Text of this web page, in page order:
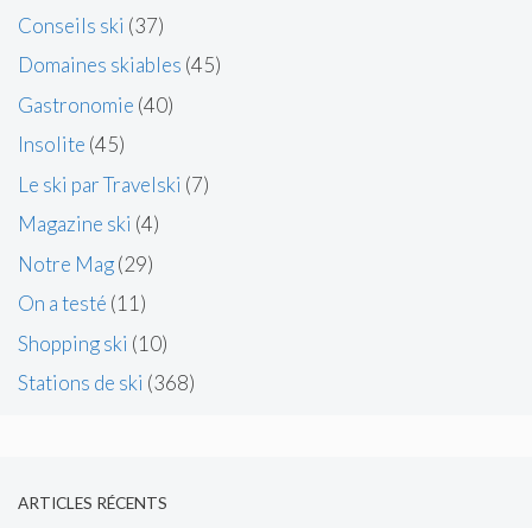
Conseils ski (37)
Domaines skiables (45)
Gastronomie (40)
Insolite (45)
Le ski par Travelski (7)
Magazine ski (4)
Notre Mag(29)
On a testé (11)
Shopping ski (10)
Stations de ski (368)
ARTICLES RÉCENTS